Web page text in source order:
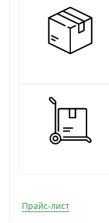
Прайс-лист